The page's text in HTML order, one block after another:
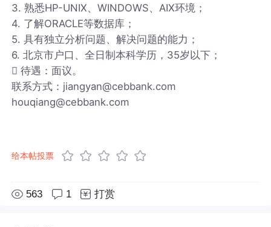
3. 熟悉HP-UNIX、WINDOWS、AIX环境；
4. 了解ORACLE等数据库；
5. 具有独立分析问题、解决问题的能力；
6. 北京市户口、全日制本科学历，35岁以下；
 待遇：面议。
联系方式：jiangyan@cebbank.com
houqiang@cebbank.com
给本帖投票
563 1 打赏